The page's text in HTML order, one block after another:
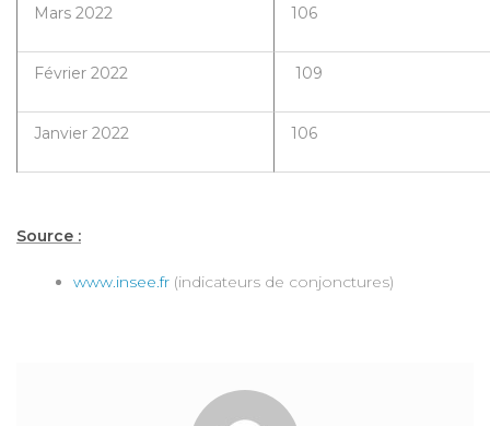
Mars 2022 106
Février 2022 109
Janvier 2022 106
Source :
www.insee.fr (indicateurs de conjonctures)